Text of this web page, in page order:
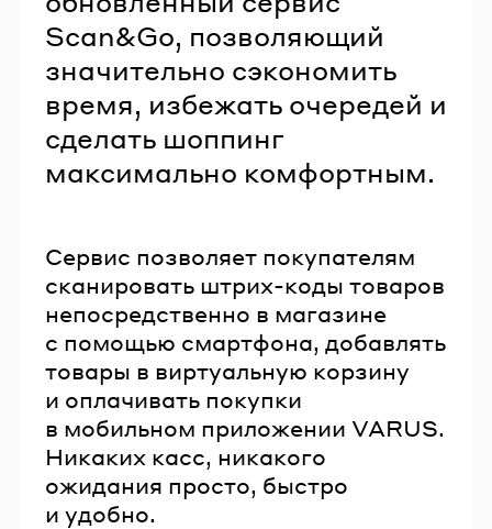
Scan&Go, позволяющий
значительно сэкономить
время, избежать очередей и
сделать шоппинг
максимально комфортным.
Сервис позволяет покупателям
сканировать штрих-коды товаров
непосредственно в магазине
с помощью смартфона, добавлять
товары в виртуальную корзину
и оплачивать покупки
в мобильном приложении VARUS.
Никаких касс, никакого
ожидания просто, быстро
и удобно.